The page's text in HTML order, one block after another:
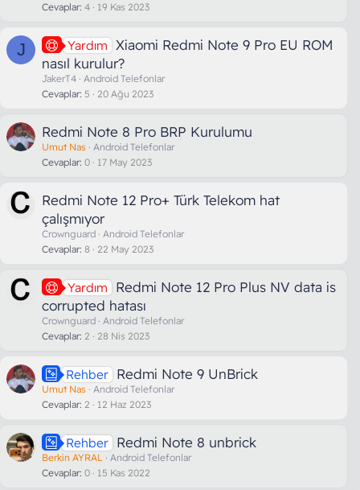
Cevaplar 4 19 Kas 2023
J Yardım Xiaomi Redmi Note 9 Pro EU ROM
nasıl kurulur?
JakerT4 Android Telefonlar
Cevaplar 5 20 Ağu 2023
Redmi Note 8 Pro BRP Kurulumu
Umut Nas Android Telefonlar
Cevaplar 0 17 May 2023
Redmi Note 12 Pro+ Türk Telekom hat
çalışmıyor
Crownguard Android Telefonlar
Cevaplar 8 22 May 2023
Yardım
Redmi Note 12 Pro Plus NV data is
corrupted hatası
Crownguard Android Telefonlar
Cevaplar 2 28 Nis 2023
Rehber Redmi Note 9 UnBrick
Umut Nas Android Telefonlar
Cevaplar 2 12 Haz 2023
Rehber Redmi Note 8 unbrick
Berkin AYRAL Android Telefonlar
Cevaplar 0 15 Kas 2022